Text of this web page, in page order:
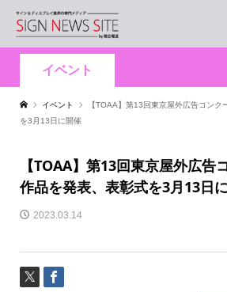
イベント
イベント
【TOAA】第13回東京屋外広告コン
を3月13日に開催
【TOAA】第13回東京屋外広告
作品を発表、表彰式を3月13日
2023.03.14